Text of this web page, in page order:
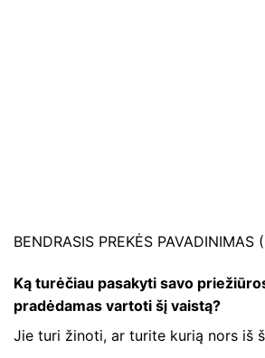
BENDRASIS PREKĖS
Ką turėčiau pasakyti savo
pradėdamas vartoti šį vaistą?
Jie turi žinoti, ar turite kurią nors iš